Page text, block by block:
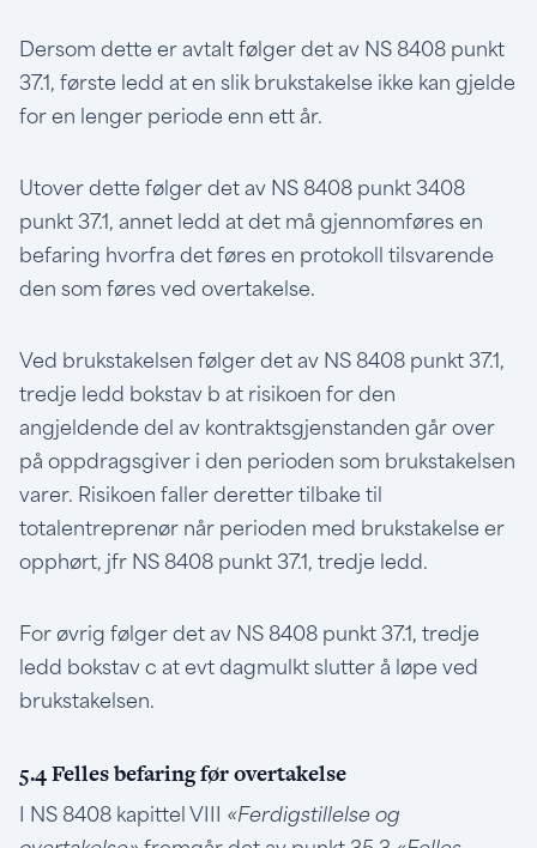
Dersom dette er avtalt følger det av NS 8408 punkt
37.1, første ledd at en slik brukstakelse ikke kan gjelde
for en lenger periode enn ett år.
Utover dette følger det av NS 8408 punkt 3408
punkt 37.1, annet ledd at det må gjennomføres en
befaring hvorfra det føres en protokoll tilsvarende
den som føres ved overtakelse.
Ved brukstakelsen følger det av NS 8408 punkt 37.1,
tredje ledd bokstav b at risikoen for den
angjeldende del av kontraktsgjenstanden går over
på oppdragsgiver i den perioden som brukstakelsen
varer. Risikoen faller deretter tilbake til
totalentreprenør når perioden med brukstakelse er
opphørt, jfr NS 8408 punkt 37.1, tredje ledd.
For øvrig følger det av NS 8408 punkt 37.1, tredje
ledd bokstav c at evt dagmulkt slutter å løpe ved
brukstakelsen.
5.4 Felles befaring før overtakelse
I NS 8408 kapittel VIII «Ferdigstillelse og